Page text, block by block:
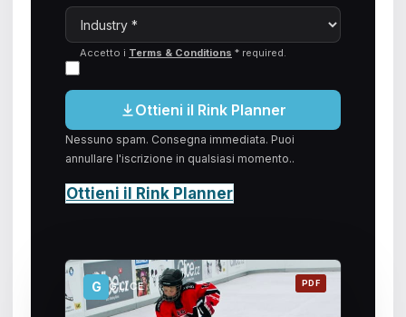
Accetto i Terms & Conditions * required.
Ottieni il Rink Planner
Nessuno spam. Consegna immediata. Puoi
annullare l'iscrizione in qualsiasi momento..
Ottieni il Rink Planner
G GLICE PDF